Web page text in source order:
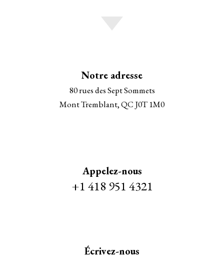
Notre adresse
80 rues des Sept Sommets
Mont Tremblant, QC J0T 1M0
Appelez-nous
+1 418 951 4321
Écrivez-nous